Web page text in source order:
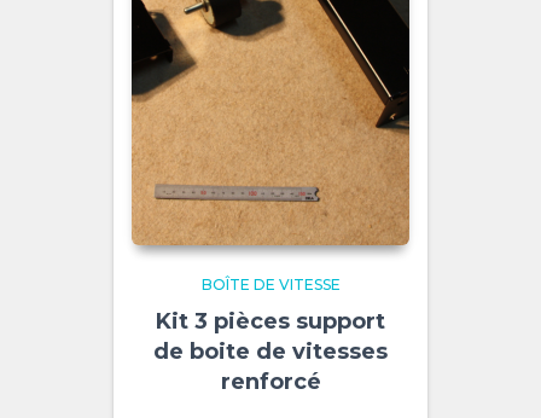
BOÎTE DE VITESSE
Kit 3 pièces support
de boite de vitesses
renforcé